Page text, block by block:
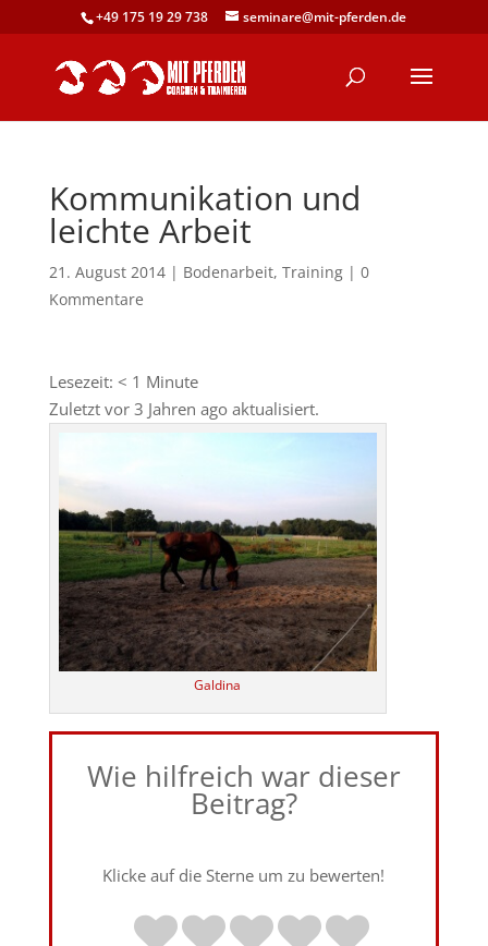
+49 175 19 29 738 seminare@mit-pferden.de
Kommunikation und
leichte Arbeit
21. August 2014| Bodenarbeit, Training| 0
Kommentare
Lesezeit: < 1 Minute
Zuletzt vor 3 Jahren ago aktualisiert.
Galdina
Wie hilfreich war dieser
Beitrag?
Klicke auf die Sterne um zu bewerten!